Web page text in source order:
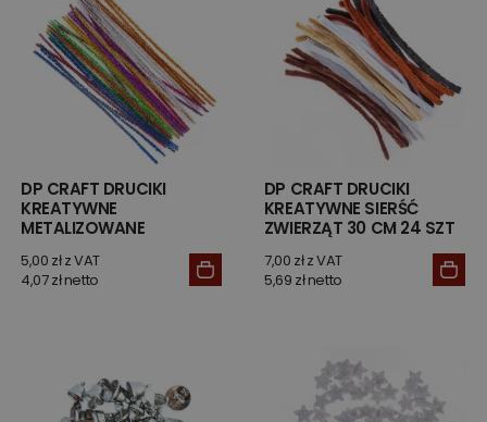
DP CRAFT DRUCIKI
KREATYWNE
METALIZOWANE
5,00 zł z VAT
4,07 zł netto
DP CRAFT DRUCIKI
KREATYWNE SIERŚĆ
ZWIERZĄT 30 CM 24 SZT
7,00 zł z VAT
5,69 zł netto